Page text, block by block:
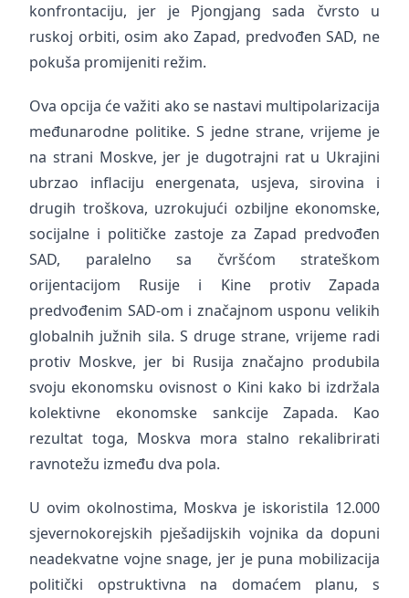
konfrontaciju, jer je Pjongjang sada čvrsto u
ruskoj orbiti, osim ako Zapad, predvođen SAD, ne
pokuša promijeniti režim.
Ova opcija će važiti ako se nastavi multipolarizacija
međunarodne politike. S jedne strane, vrijeme je
na strani Moskve, jer je dugotrajni rat u Ukrajini
ubrzao inflaciju energenata, usjeva, sirovina i
drugih troškova, uzrokujući ozbiljne ekonomske,
socijalne i političke zastoje za Zapad predvođen
SAD, paralelno sa čvršćom strateškom
orijentacijom Rusije i Kine protiv Zapada
predvođenim SAD-om i značajnom usponu velikih
globalnih južnih sila. S druge strane, vrijeme radi
protiv Moskve, jer bi Rusija značajno produbila
svoju ekonomsku ovisnost o Kini kako bi izdržala
kolektivne ekonomske sankcije Zapada. Kao
rezultat toga, Moskva mora stalno rekalibrirati
ravnotežu između dva pola.
U ovim okolnostima, Moskva je iskoristila 12.000
sjevernokorejskih pješadijskih vojnika da dopuni
neadekvatne vojne snage, jer je puna mobilizacija
politički opstruktivna na domaćem planu, s